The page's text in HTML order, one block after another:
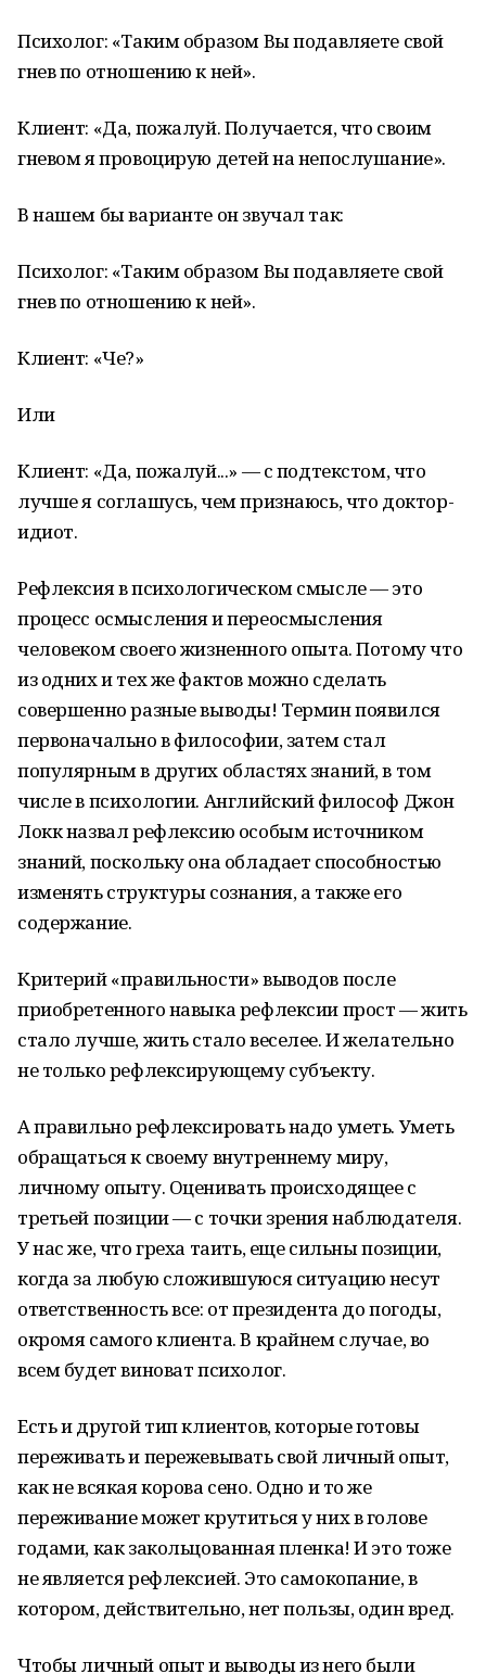
Психолог: «Таким образом Вы подавляете свой
гнев по отношению к ней».
Клиент: «Да, пожалуй. Получается, что своим
гневом я провоцирую детей на непослушание».
В нашем бы варианте он звучал так:
Психолог: «Таким образом Вы подавляете свой
гнев по отношению к ней».
Клиент: «Че?»
Или
Клиент: «Да, пожалуй...» — с подтекстом, что
лучше я соглашусь, чем признаюсь, что доктор-
идиот.
Рефлексия в психологическом смысле — это
процесс осмысления и переосмысления
человеком своего жизненного опыта. Потому что
из одних и тех же фактов можно сделать
совершенно разные выводы! Термин появился
первоначально в философии, затем стал
популярным в других областях знаний, в том
числе в психологии. Английский философ Джон
Локк назвал рефлексию особым источником
знаний, поскольку она обладает способностью
изменять структуры сознания, а также его
содержание.
Критерий «правильности» выводов после
приобретенного навыка рефлексии прост — жить
стало лучше, жить стало веселее. И желательно
не только рефлексирующему субъекту.
А правильно рефлексировать надо уметь. Уметь
обращаться к своему внутреннему миру,
личному опыту. Оценивать происходящее с
третьей позиции — с точки зрения наблюдателя.
У нас же, что греха таить, еще сильны позиции,
когда за любую сложившуюся ситуацию несут
ответственность все: от президента до погоды,
окромя самого клиента. В крайнем случае, во
всем будет виноват психолог.
Есть и другой тип клиентов, которые готовы
переживать и пережевывать свой личный опыт,
как не всякая корова сено. Одно и то же
переживание может крутиться у них в голове
годами, как закольцованная пленка! И это тоже
не является рефлексией. Это самокопание, в
котором, действительно, нет пользы, один вред.
Чтобы личный опыт и выводы из него были